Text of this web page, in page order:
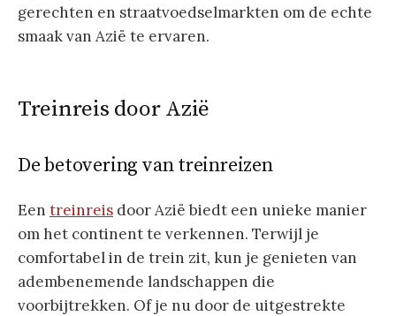
gerechten en straatvoedselmarkten om de echte
smaak van Azië te ervaren.
Treinreis door Azië
De betovering van treinreizen
Een treinreis door Azië biedt een unieke manier
om het continent te verkennen. Terwijl je
comfortabel in de trein zit, kun je genieten van
adembenemende landschappen die
voorbijtrekken. Of je nu door de uitgestrekte